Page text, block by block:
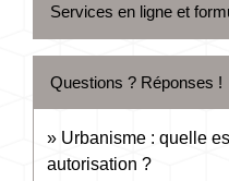
Services en ligne et
Questions ? Réponses !
Urbanisme : quelle
autorisation ?